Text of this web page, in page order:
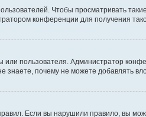
Чтобы просматривать
конференции для получения
пользователя. Администратор
почему не можете добавлять
Если вы нарушили правило, вы